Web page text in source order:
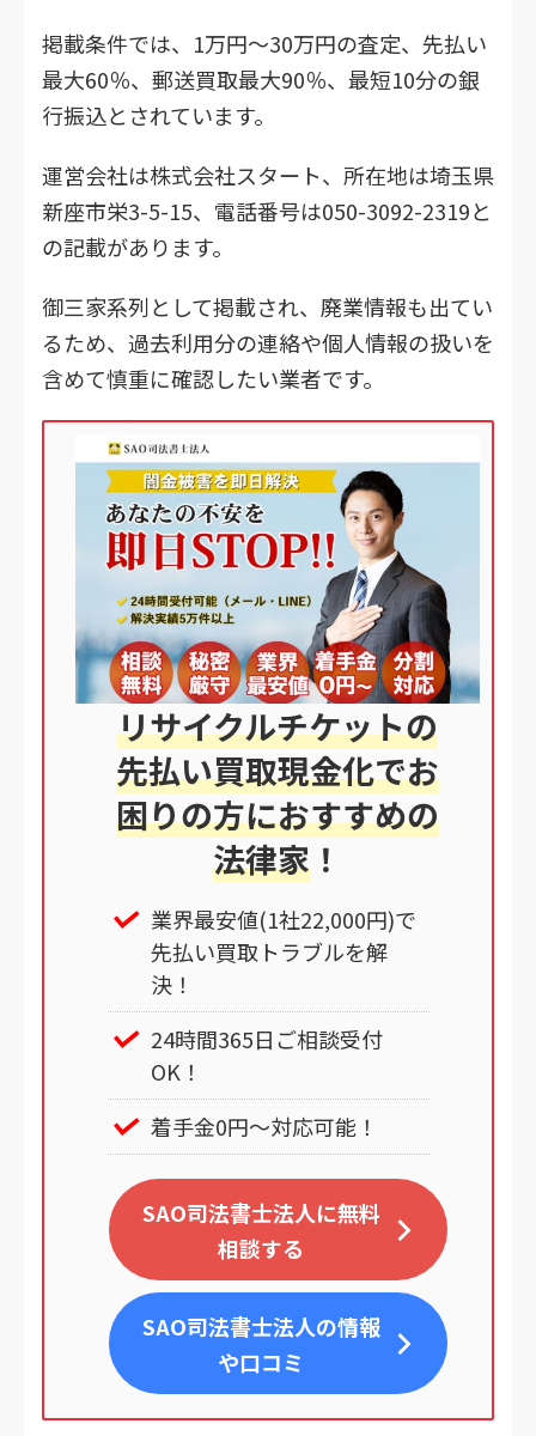
掲載条件では、1万円～30万円の査定、先払い
最大60％、郵送買取最大90％、最短10分の銀
行振込とされています。
運営会社は株式会社スタート、所在地は埼玉県
新座市栄3-5-15、電話番号は050-3092-2319と
の記載があります。
御三家系列として掲載され、廃業情報も出てい
るため、過去利用分の連絡や個人情報の扱いを
含めて慎重に確認したい業者です。
リサイクルチケットの
先払い買取現金化でお
困りの方におすすめの
法律家 ！
業界最安値(1社22,000円)で
先払い買取トラブルを解
決！
24時間365日ご相談受付
OK！
着手金0円～対応可能！
SAO司法書士法人に無料
相談する
SAO司法書士法人の情報
や口コミ